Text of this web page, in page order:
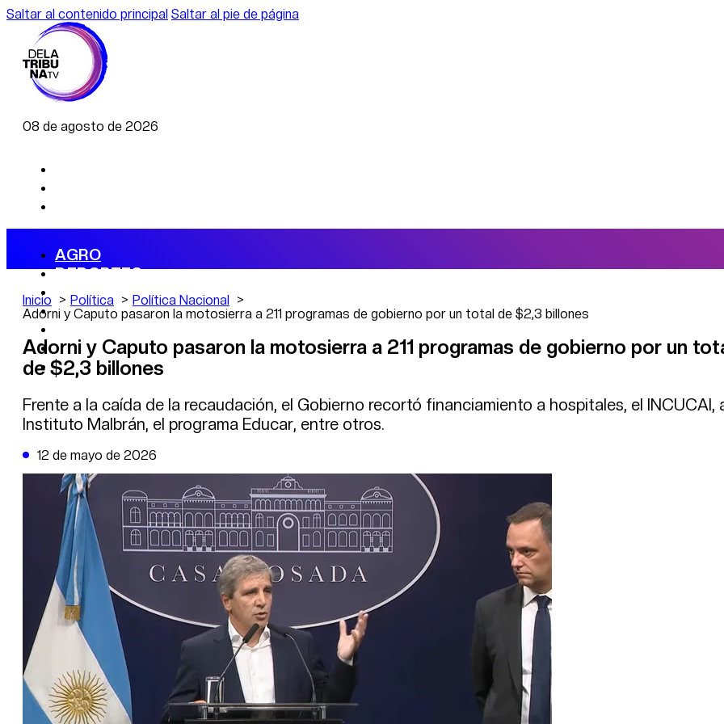
Saltar al contenido principal Saltar al pie de página
08 de agosto de 2026
AGRO
DEPORTES
ECONOMÍA
POLÍTICA
DATA FIRME
DE LA TRIBUNA TV
Inicio Política
Política Nacional
Adorni y Caputo pasaron la motosierra a 211 programas de gobierno por un total de $2,3 billones
Adorni y Caputo pasaron la motosierra a 211 programas de gobierno por un
de $2,3 billones
Frente a la caída de la recaudación, el Gobierno recortó financiamiento a hospitales, el INCUCAI,
Instituto Malbrán, el programa Educar, entre otros.
12 de mayo de 2026